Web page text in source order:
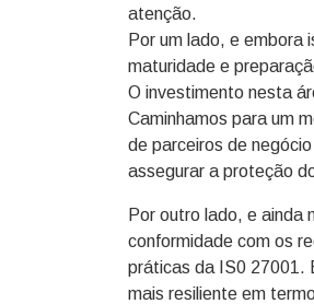
atenção.
Por um lado, e embora
maturidade e
O investimento nesta
Caminhamos para um
de parceiros de
assegurar a proteção
Por outro lado, e ainda
conformidade com os
práticas da IS0 27001.
mais resiliente em